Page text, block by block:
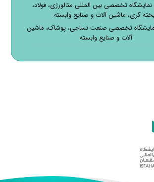
تخصصی بین المللی متالورژی، فولاد،
گری، ماشین آلات و صنایع وابسته
تخصصی صنعت نساجی، پوشاک، ماشین
آلات و صنایع وابسته